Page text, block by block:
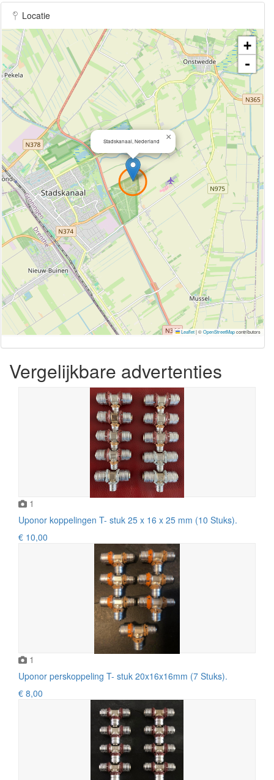
Locatie
Stadskanaal, Nederland ×
+
-
Leaflet|©OpenStreetMapcontributors
Vergelijkbare advertenties
1
Uponor koppelingen T- stuk 25 x 16 x 25 mm (10 Stuks).
€ 10,00
1
Uponor perskoppeling T- stuk 20x16x16mm (7 Stuks).
€ 8,00